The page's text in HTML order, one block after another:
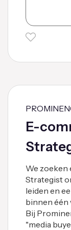
E-
We
Strategist
leiden en
binnen één
Bij
"media